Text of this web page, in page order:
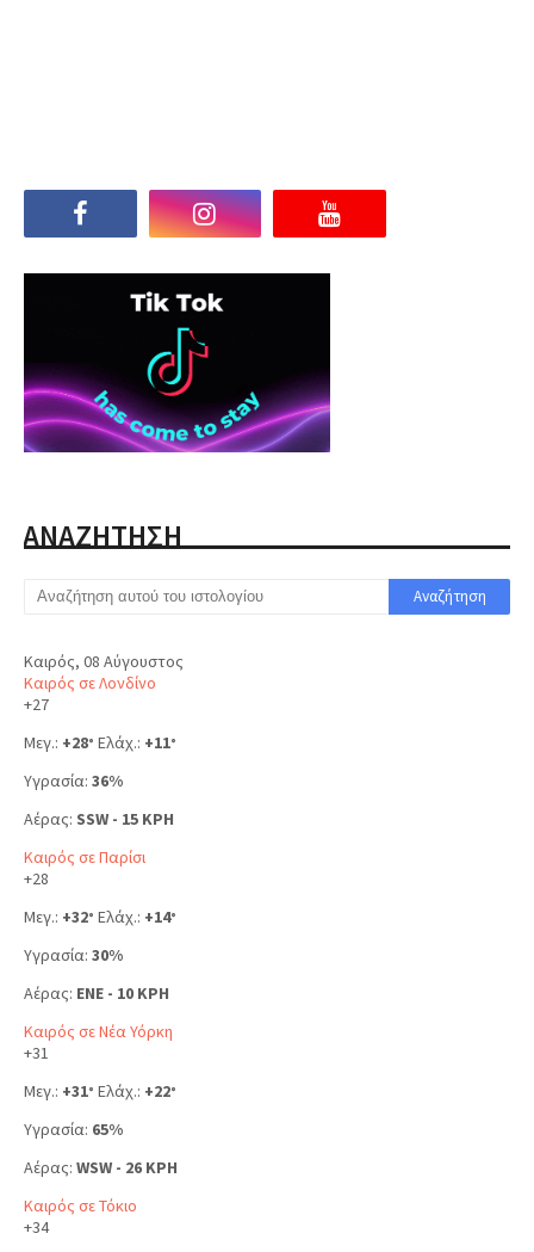
ΑΝΑΖΗΤΗΣΗ
Καιρός, 08 Αύγουστος
Καιρός σε Λονδίνο
+27
Μεγ.: +28° Ελάχ.: +11°
Υγρασία: 36%
Αέρας: SSW - 15 KPH
Καιρός σε Παρίσι
+28
Μεγ.: +32° Ελάχ.: +14°
Υγρασία: 30%
Αέρας: ENE - 10 KPH
Καιρός σε Νέα Υόρκη
+31
Μεγ.: +31° Ελάχ.: +22°
Υγρασία: 65%
Αέρας: WSW - 26 KPH
Καιρός σε Τόκιο
+34